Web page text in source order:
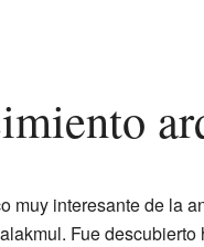
muy interesante de la
Fue